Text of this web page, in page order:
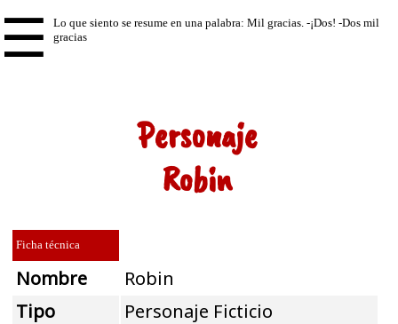
☰
Personaje
Robin
Ficha técnica
Nombre
Robin
Tipo
Personaje Ficticio